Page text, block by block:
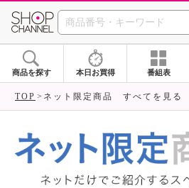
SHOP
商品を探す 本日お買得 番組表
TOP ネット限定商品 すべてを見る